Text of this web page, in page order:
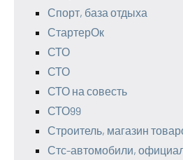
Спорт, база отдыха
СтартерОк
СТО
СТО
СТО на совесть
СТО99
Строитель, магазин
Стс-автомобили,